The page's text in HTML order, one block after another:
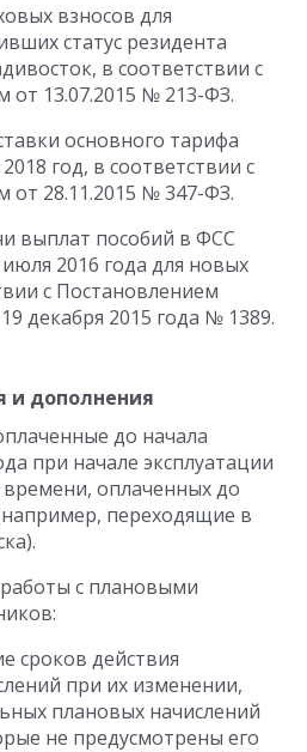
взносов для
статус резидента
в соответствии с
13.07.2015 № 213-ФЗ.
основного тарифа
год, в соответствии с
28.11.2015 № 347-ФЗ.
выплат пособий в ФСС
2016 года для новых
с Постановлением
декабря 2015 года № 1389.
и дополнения
до начала
при начале эксплуатации
оплаченных до
переходящие в
с плановыми
сроков действия
при их изменении,
плановых начислений
не предусмотрены его